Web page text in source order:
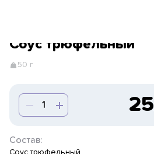
Соус трюфельный
50 г
25
Состав:
Соус трюфельный